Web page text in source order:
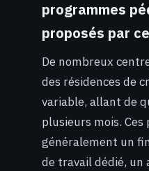
programmes
proposés par
De nombreux
des résidences de
variable, allant de
plusieurs mois.
généralement un
de travail dédié, un